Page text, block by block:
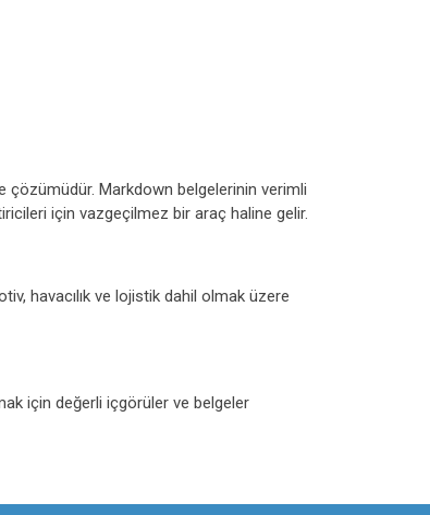
Markdown belgelerinin verimli
için vazgeçilmez bir araç haline gelir.
havacılık ve lojistik dahil olmak üzere
için değerli içgörüler ve belgeler